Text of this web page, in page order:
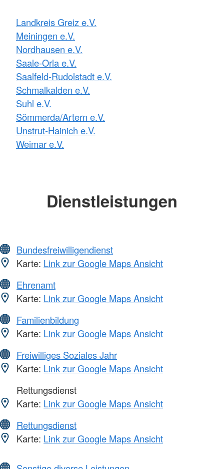
Landkreis Greiz e.V.
Meiningen e.V.
Nordhausen e.V.
Saale-Orla e.V.
Saalfeld-Rudolstadt e.V.
Schmalkalden e.V.
Suhl e.V.
Sömmerda/Artern e.V.
Unstrut-Hainich e.V.
Weimar e.V.
Dienstleistungen
Bundesfreiwilligendienst
Karte: Link zur Google Maps Ansicht
Ehrenamt
Karte: Link zur Google Maps Ansicht
Familienbildung
Karte: Link zur Google Maps Ansicht
Freiwilliges Soziales Jahr
Karte: Link zur Google Maps Ansicht
Rettungsdienst
Karte: Link zur Google Maps Ansicht
Rettungsdienst
Karte: Link zur Google Maps Ansicht